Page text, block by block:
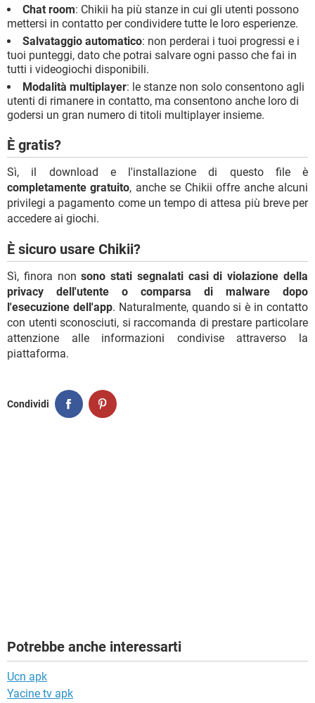
Chat room: Chikii ha più stanze in cui gli utenti possono
mettersi in contatto per condividere tutte le loro esperienze.
Salvataggio automatico: non perderai i tuoi progressi e i
tuoi punteggi, dato che potrai salvare ogni passo che fai in
tutti i videogiochi disponibili.
Modalità multiplayer: le stanze non solo consentono agli
utenti di rimanere in contatto, ma consentono anche loro di
godersi un gran numero di titoli multiplayer insieme.
È gratis?
Sì, il download e l'installazione di questo file è
completamente gratuito, anche se Chikii offre anche alcuni
privilegi a pagamento come un tempo di attesa più breve per
accedere ai giochi.
È sicuro usare Chikii?
Sì, finora nonsono stati segnalati casi di violazione della
privacy dell'utente o comparsa di malware dopo
l'esecuzione dell'app. Naturalmente, quando si è in contatto
con utenti sconosciuti, si raccomanda di prestare particolare
attenzione alle informazioni condivise attraverso la
piattaforma.
Condividi
Potrebbe anche interessarti
Ucn apk
Yacine tv apk